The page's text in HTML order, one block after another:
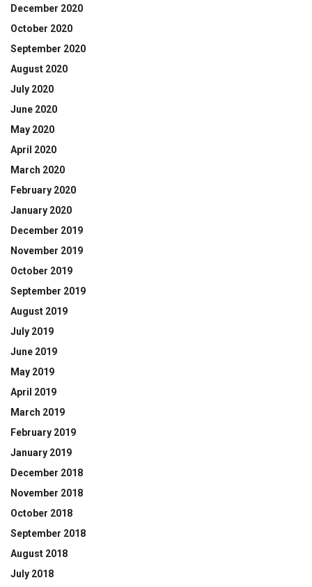
December 2020
October 2020
September 2020
August 2020
July 2020
June 2020
May 2020
April 2020
March 2020
February 2020
January 2020
December 2019
November 2019
October 2019
September 2019
August 2019
July 2019
June 2019
May 2019
April 2019
March 2019
February 2019
January 2019
December 2018
November 2018
October 2018
September 2018
August 2018
July 2018